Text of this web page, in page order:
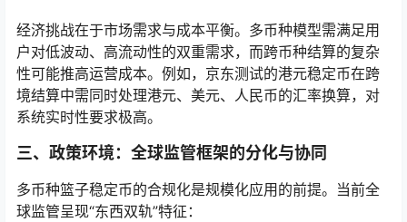
经济挑战在于市场需求与成本平衡。多币种模型需满足用
户对低波动、高流动性的双重需求，而跨币种结算的复杂
性可能推高运营成本。例如，京东测试的港元稳定币在跨
境结算中需同时处理港元、美元、人民币的汇率换算，对
系统实时性要求极高。
三、政策环境：全球监管框架的分化与协同
多币种篮子稳定币的合规化是规模化应用的前提。当前全
球监管呈现“东西双轨”特征：